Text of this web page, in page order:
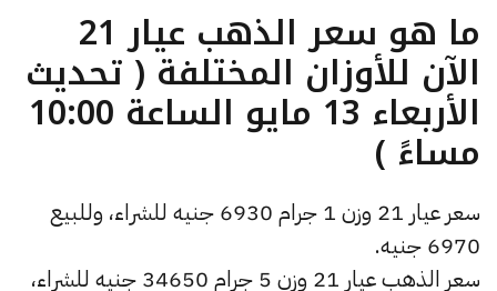
ما هو سعر الذهب عيار 21
الآن للأوزان المختلفة ( تحديث
الأربعاء 13 مايو الساعة 10:00
مساءً )
سعر عيار 21 وزن 1 جرام 6930 جنيه للشراء، وللبيع
6970 جنيه.
سعر الذهب عيار 21 وزن 5 جرام 34650 جنيه للشراء،